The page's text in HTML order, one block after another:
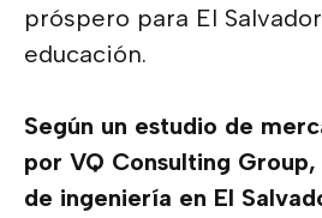
próspero para El
educación.
Según un estudio de
por VQ Consulting
de ingeniería en El